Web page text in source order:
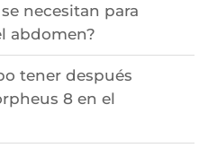
necesitan para
abdomen?
tener después
8 en el